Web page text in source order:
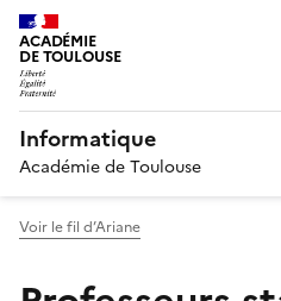
ACADÉMIE
DE TOULOUSE
Informatique
Académie de Toulouse
Voir le fil d’Ariane